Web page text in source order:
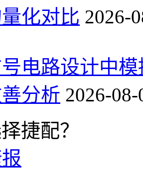
化对比 2026-
电路设计中
分析 2026-
捷配？